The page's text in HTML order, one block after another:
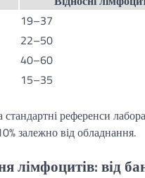
19–37
22–50
40–60
15–35
референси
залежно від обладнання.
лімфоцитів: від